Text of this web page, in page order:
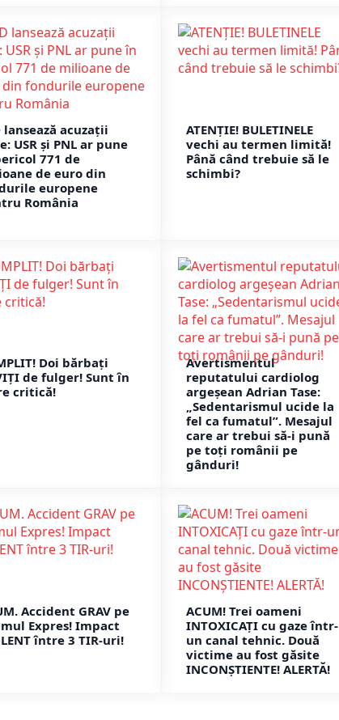
lansează acuzații
USR și PNL ar pune
771 de
de euro din
europene
România
ATENȚIE! BULETINELE
vechi au termen limită!
Până când trebuie să le
schimbi?
Doi bărbați
de fulger! Sunt în
critică!
Avertismentul
reputatului cardiolog
argeșean Adrian Tase:
„Sedentarismul ucide la
fel ca fumatul”. Mesajul
care ar trebui să-i pună
pe toți românii pe
gânduri!
Accident GRAV pe
Expres! Impact
între 3 TIR-uri!
ACUM! Trei oameni
INTOXICAȚI cu gaze într-
un canal tehnic. Două
victime au fost găsite
INCONȘTIENTE! ALERTĂ!